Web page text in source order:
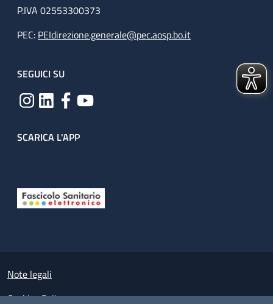
P.IVA 02553300373
PEC: PEIdirezione.generale@pec.aosp.bo.it
SEGUICI SU
SCARICA L'APP
Small prints
Note legali
Cookies Policy